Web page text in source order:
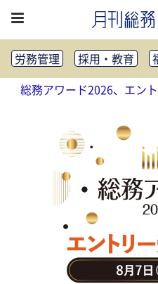
労務管理 採用・教育
健康経営
働き方改革
法務・コンプライアンス
リスクマネジメント・BCP
社外・社内広報
社外・社内コミュニケーシ
FM・オフィス移転
CSR
テクノロジー活用・DX
助成金・補助金・コスト削
アウトソーシング・BPO
総務アワード2026、エン